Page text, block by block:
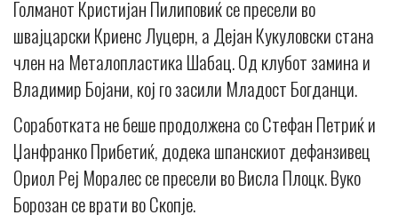
Голманот Кристијан Пилиповиќ се пресели во
швајцарски Криенс Луцерн, а Дејан Кукуловски стана
член на Металопластика Шабац. Од клубот замина и
Владимир Бојани, кој го засили Младост Богданци.
Соработката не беше продолжена со Стефан Петриќ и
Џанфранко Прибетиќ, додека шпанскиот дефанзивец
Ориол Реј Моралес се пресели во Висла Плоцк. Вуко
Борозан се врати во Скопје.